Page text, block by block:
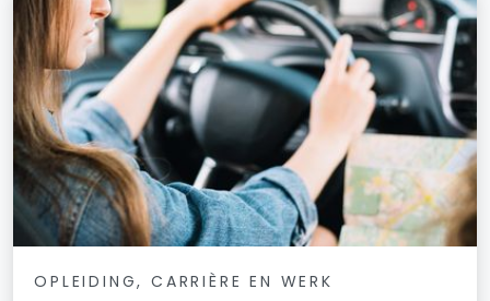
OPLEIDING, CARRIÈRE EN WERK